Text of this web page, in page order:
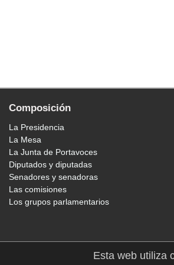
Composición
La Presidencia
La Mesa
La Junta de Portavoces
Diputados y diputadas
Senadores y senadoras
Las comisiones
Los grupos parlamentarios
Esta web utiliza